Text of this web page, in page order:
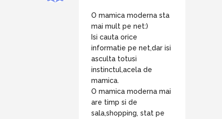
O mamica moderna sta
mai mult pe net:)
Isi cauta orice
informatie pe net,dar isi
asculta totusi
instinctul,acela de
mamica.
O mamica moderna mai
are timp si de
sala,shopping, stat pe